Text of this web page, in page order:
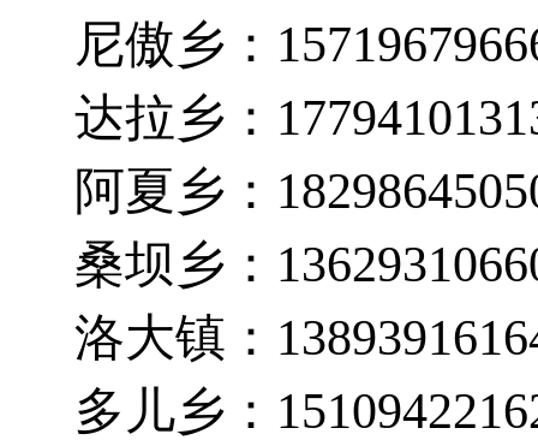
尼傲乡：
达拉乡：
阿夏乡：
桑坝乡：
洛大镇：
多儿乡：